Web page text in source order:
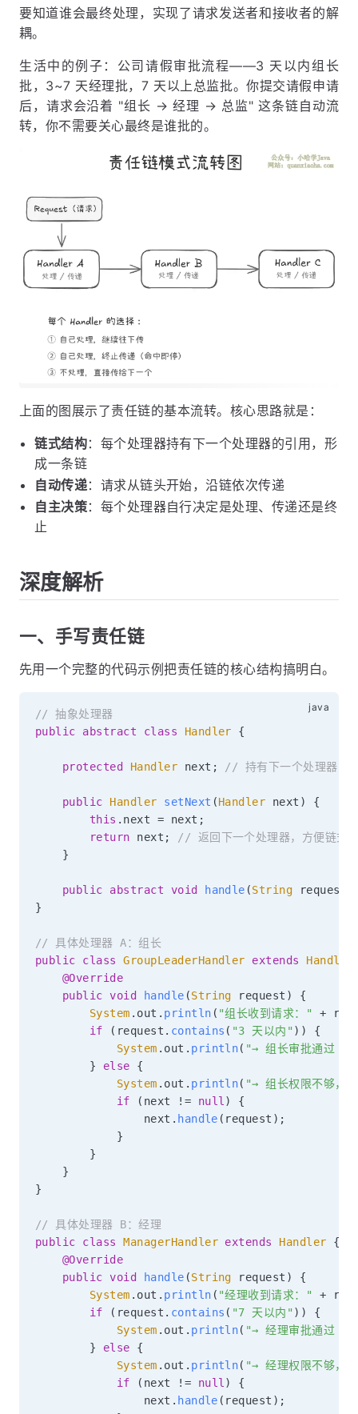
要知道谁会最终处理，实现了请求发送者和接收者的解
耦。
生活中的例子：公司请假审批流程——3 天以内组长
批，3~7 天经理批，7 天以上总监批。你提交请假申请
后，请求会沿着 "组长 → 经理 → 总监" 这条链自动流
转，你不需要关心最终是谁批的。
上面的图展示了责任链的基本流转。核心思路就是：
链式结构：每个处理器持有下一个处理器的引用，形
成一条链
自动传递：请求从链头开始，沿链依次传递
自主决策：每个处理器自行决定是处理、传递还是终
止
深度解析
一、手写责任链
先用一个完整的代码示例把责任链的核心结构搞明白。
// 抽象处理器
public
abstract class Handler {
protected Handler next ; // 持有下一个处理器的
public Handler setNext (Handler next )
{
this . next = next ;
return next ;
// 返回下一个处理器，方便链式
}
public abstract void handle (String request
}
// 具体处理器 A：组长
public
class GroupLeaderHandler extends
Handler
@Override
public void handle (String request )
{
System . out . println ( "组长收到请求：" +
if
( request . contains ( "3 天以内" ) )
{
System . out . println( "→ 组长审批通过 ✓"
}
else
{
System . out . println( "→ 组长权限不够，
if
( next != null)
{
                next
. handle ( request ) ;
}
}
}
}
// 具体处理器 B：经理
public
class ManagerHandler extends Handler
{
@Override
public void handle (String request )
{
System . out . println ( "经理收到请求：" +
if
( request . contains ( "7 天以内" ) )
{
System . out . println( "→ 经理审批通过 ✓"
}
else
{
System . out . println( "→ 经理权限不够，
if
( next != null)
{
                next
. handle ( request ) ;